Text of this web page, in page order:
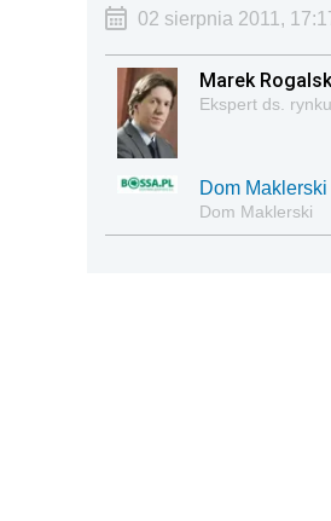
02 sierpnia 2011,
Marek
Ekspert ds.
Dom
Dom Maklerski